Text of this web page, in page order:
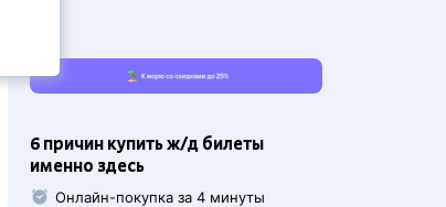
6 причин купить ж/д билеты
именно здесь
Онлайн-покупка за 4 минуты